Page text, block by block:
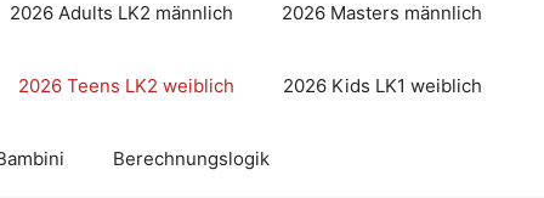
2026 Adults LK2 männlich 2026 Masters männlich
2026 Teens LK2 weiblich 2026 Kids LK1 weiblich
Berechnungslogik